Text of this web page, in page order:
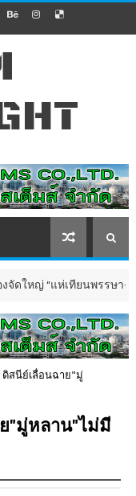
เทียนพรรษา–ผ้าป่าซาเล้
ดิสนีย์เลื่อนฉาย"มู่
"มู่หลาน"ไม่มี